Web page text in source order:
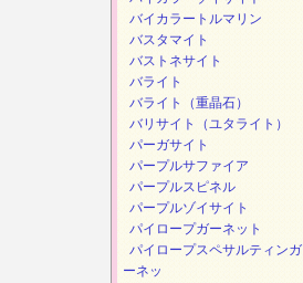
バイカラートルマリン
バスタマイト
バストネサイト
バライト
バライト（重晶石）
バリサイト（ユタライト）
パーガサイト
パープルサファイア
パープルスピネル
パープルゾイサイト
パイロープガーネット
パイロープスペサルティンガ
ーネッ